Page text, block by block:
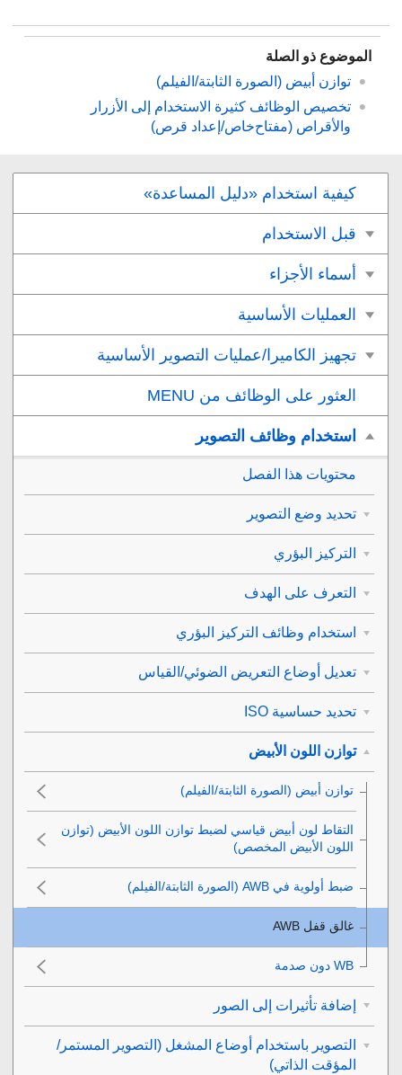
الموضوع ذو الصلة
توازن أبيض (الصورة الثابتة/الفيلم)
تخصيص الوظائف كثيرة الاستخدام إلى الأزرار
والأقراص (مفتاح‌خاص/إعداد قرص)
كيفية استخدام «دليل المساعدة»
قبل الاستخدام
أسماء الأجزاء
العمليات الأساسية
تجهيز الكاميرا/عمليات التصوير الأساسية
العثور على الوظائف من MENU
استخدام وظائف التصوير
محتويات هذا الفصل
تحديد وضع التصوير
التركيز البؤري
التعرف على الهدف
استخدام وظائف التركيز البؤري
تعديل أوضاع التعريض الضوئي/القياس
تحديد حساسية ISO
توازن اللون الأبيض
توازن أبيض (الصورة الثابتة/الفيلم)
التقاط لون أبيض قياسي لضبط توازن اللون الأبيض (توازن
اللون الأبيض المخصص)
ضبط أولوية في AWB‎‏ (الصورة الثابتة/الفيلم)
غالق قفل AWB‎‏
إضافة تأثيرات إلى الصور
التصوير باستخدام أوضاع المشغل (التصوير المستمر/
المؤقت الذاتي)